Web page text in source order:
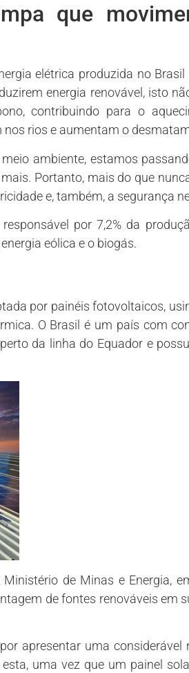
que
elétrica produzida no
energia renovável, isto
contribuindo para o
rios e aumentam o
ambiente, estamos
Portanto, mais do que
e, também, a segurança
por 7,2% da
eólica e o biogás.
por painéis fotovoltaicos,
O Brasil é um país com
da linha do Equador e
de Minas e Energia,
de fontes renováveis em
apresentar uma
uma vez que um painel